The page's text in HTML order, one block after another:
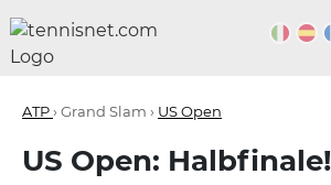
ATP› Grand Slam › US Open
US Open: